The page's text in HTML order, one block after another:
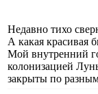
Недавно тихо
А какая красивая
Мой внутренний
колонизацией
закрыты по